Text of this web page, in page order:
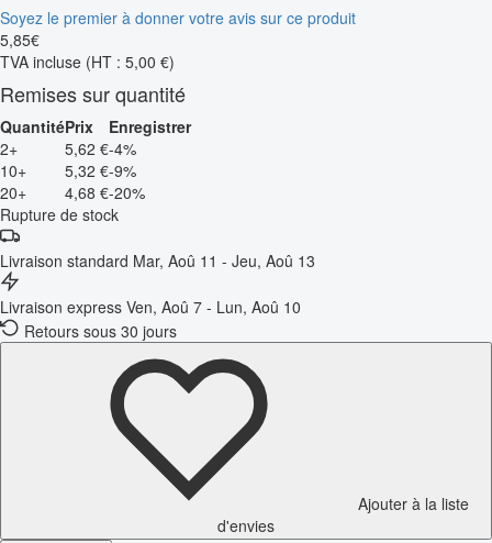
Soyez le premier à donner votre avis sur ce produit
5,85€
TVA incluse (HT : 5,00 €)
Remises sur quantité
QuantitéPrix
Enregistrer
2+
5,62 €-4%
10+
5,32 €-9%
20+
4,68 €-20%
Rupture de stock
Livraison standard Mar, Aoû 11 - Jeu, Aoû 13
Livraison express Ven, Aoû 7 - Lun, Aoû 10
Retours sous 30 jours
Ajouter à la liste
d'envies